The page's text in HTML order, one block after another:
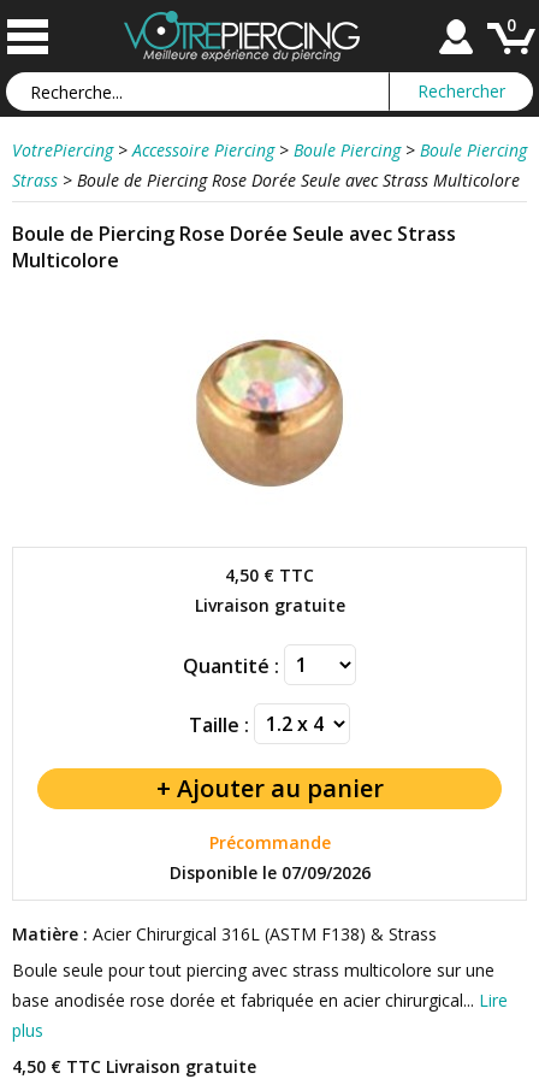
0
VotrePiercing > Accessoire Piercing > Boule Piercing > Boule Piercing
Strass > Boule de Piercing Rose Dorée Seule avec Strass Multicolore
Boule de Piercing Rose Dorée Seule avec Strass
Multicolore
4,50 € TTC
Livraison gratuite
Quantité :
Taille :
Précommande
Disponible le 07/09/2026
Matière : Acier Chirurgical 316L (ASTM F138) & Strass
Boule seule pour tout piercing avec strass multicolore sur une
base anodisée rose dorée et fabriquée en acier chirurgical... Lire
plus
4,50 € TTC Livraison gratuite